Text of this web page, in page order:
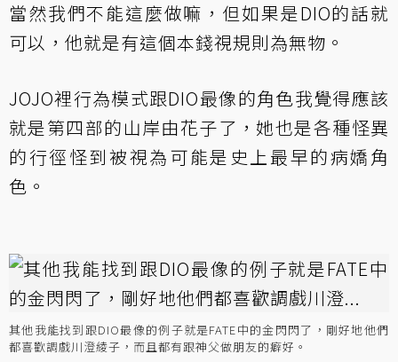
當然我們不能這麼做嘛，但如果是DIO的話就
可以，他就是有這個本錢視規則為無物。
JOJO裡行為模式跟DIO最像的角色我覺得應該
就是第四部的山岸由花子了，她也是各種怪異
的行徑怪到被視為可能是史上最早的病嬌角
色。
其他我能找到跟DIO最像的例子就是FATE中的金閃閃了，剛好地他們
都喜歡調戲川澄綾子，而且都有跟神父做朋友的癖好。